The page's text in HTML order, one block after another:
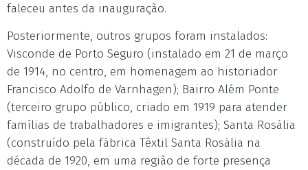
faleceu antes da inauguração.
Posteriormente, outros grupos foram instalados:
Visconde de Porto Seguro (instalado em 21 de março
de 1914, no centro, em homenagem ao historiador
Francisco Adolfo de Varnhagen); Bairro Além Ponte
(terceiro grupo público, criado em 1919 para atender
famílias de trabalhadores e imigrantes); Santa Rosália
(construído pela fábrica Têxtil Santa Rosália na
década de 1920, em uma região de forte presença